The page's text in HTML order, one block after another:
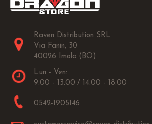
Raven Distribution SRL
Via Fanin, 30
40026 Imola (BO)
Lun - Ven:
9.00 - 13.00 / 14.00 - 18.00
0542-1905146